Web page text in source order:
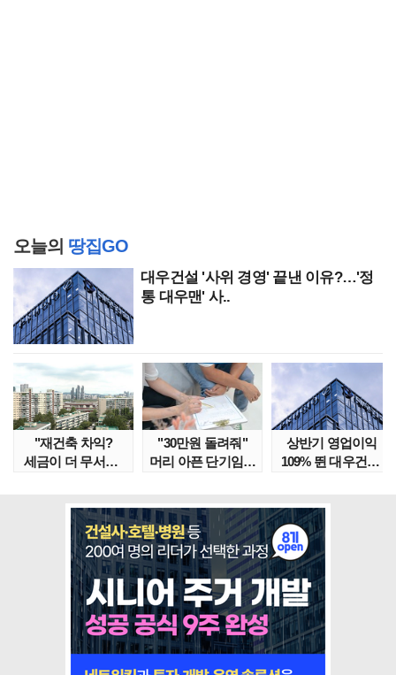
오늘의 땅집GO
대우건설 '사위 경영' 끝낸 이유?…'정
통 대우맨' 사..
"재건축 차익?
세금이 더 무서워"
"30만원 돌려줘"
머리 아픈 단기임대
상반기 영업이익
109% 뛴 대우건설,